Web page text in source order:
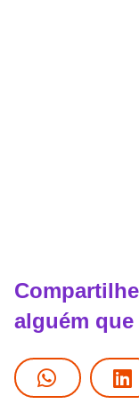
alguém